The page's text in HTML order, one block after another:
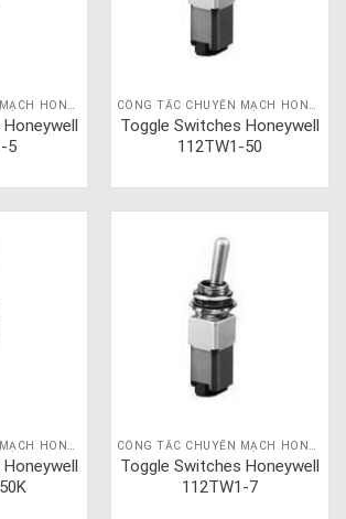
5
Toggle Switches Honeywell
112TW1-50
CÔNG TẮC CHUYỂN MẠCH HONEYWELL CÔNG TẮC CHUYỂN MẠCH HONEYWELL
Toggle Switches Honeywell
112TW1-7